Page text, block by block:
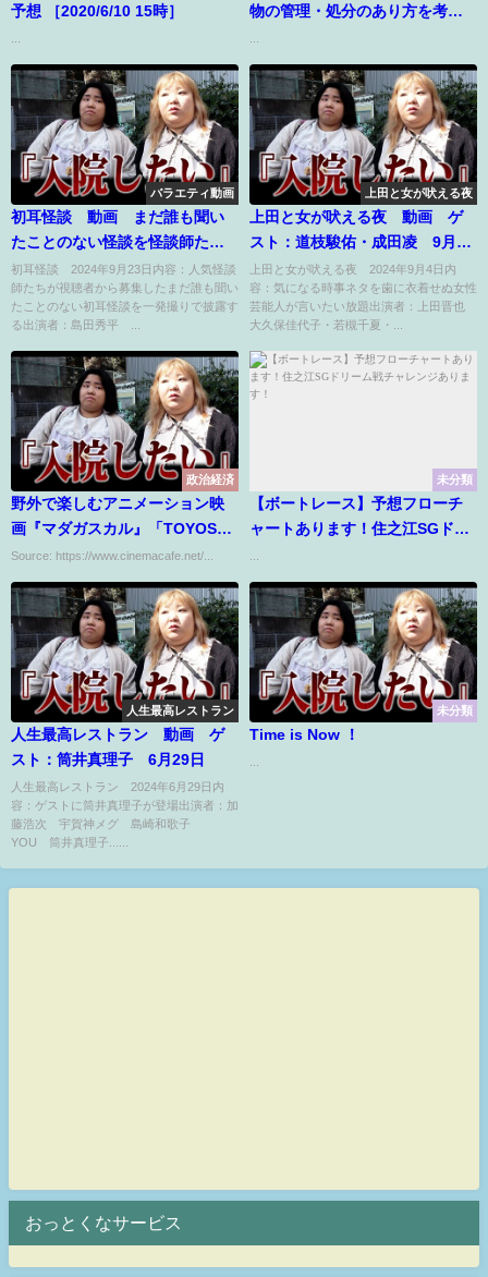
予想 ［2020/6/10 15時］
物の管理・処分のあり方を考え
し政策」
バラエティ動画
初耳怪談 動画 まだ誰も聞い
たことのない怪談を怪談師たち
が披露 9月23日
初耳怪談 2024年9月23日内容：人気怪談
師たちが視聴者から募集したまだ誰も聞い
たことのない初耳怪談を一発撮りで披露す
る出演者：島田秀平 ...
上田と女が吠える夜
上田と女が吠える夜 動画 ゲ
スト：道枝駿佑・成田凌 9月4
日
上田と女が吠える夜 2024年9月4日内
容：気になる時事ネタを歯に衣着せぬ女性
芸能人が言いたい放題出演者：上田晋也
大久保佳代子・若槻千夏・...
政治経済
野外で楽しむアニメーション映
画『マダガスカル』「TOYOSU
MOVIE NIGHT 2026」8月22日開
催
Source: https://www.cinemacafe.net/...
未分類
【ボートレース】予想フローチ
ャートあります！住之江SGドリ
人生最高レストラン
人生最高レストラン 動画 ゲ
スト：筒井真理子 6月29日
人生最高レストラン 2024年6月29日内
容：ゲストに筒井真理子が登場出演者：加
藤浩次 宇賀神メグ 島崎和歌子
YOU 筒井真理子......
未分類
Time is Now ！
おっとくなサービス